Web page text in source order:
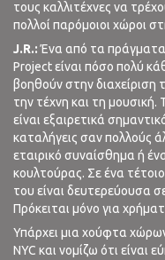
τους καλλιτέχνες να
πολλοί παρόμοιοι χώροι
J.R.:Ένα από τα
Project είναι πόσο πολύ
βοηθούν στην διαχείριση
την τέχνη και τη μουσική.
είναι εξαιρετικά
καταλήγεις σαν πολλούς
εταιρικό συναίσθημα ή
κουλτούρας. Σε ένα
του είναι δευτερεύουσα
Πρόκειται μόνο για
Υπάρχει μια χούφτα
NYC και νομίζω ότι είναι